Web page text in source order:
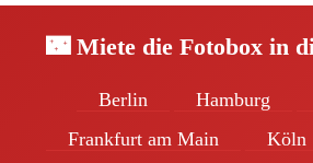
🌃 Miete die Fotobox in
Berlin Hamburg
Frankfurt am Main
Köln